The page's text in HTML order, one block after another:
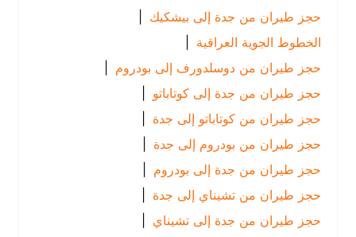
حجز طيران من جدة إلى بيشكيك |
الخطوط الجوية العراقية
حجز طيران من دوسلدورف إلى بودروم |
حجز طيران من جدة إلى كوتاباتو |
حجز طيران من كوتاباتو إلى جدة
حجز طيران من بودروم إلى جدة
حجز طيران من جدة إلى بودروم |
حجز طيران من تشيناي إلى جدة
حجز طيران من جدة إلى تشيناي |